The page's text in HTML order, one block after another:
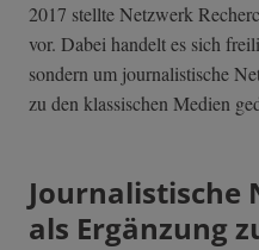
2017 stellte Netzwerk
vor. Dabei handelt es sich
sondern um journalistische
zu den klassischen Medien
Journalistische
als Ergänzung